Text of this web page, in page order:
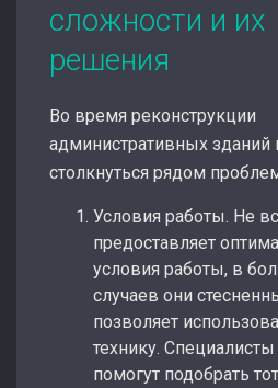
сложности и их
решения
Во время реконструкции
административных
столкнуться рядом
Условия работы. Не
предоставляет
условия работы, в
случаев они
позволяет
технику.
помогут подобрать